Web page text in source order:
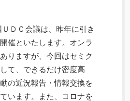
ＤＣ会議は、昨年に引き
催といたします。オンラ
りますが、今回はセミク
て、できるだけ密度高
の近況報告・情報交換を
います。また、コロナを